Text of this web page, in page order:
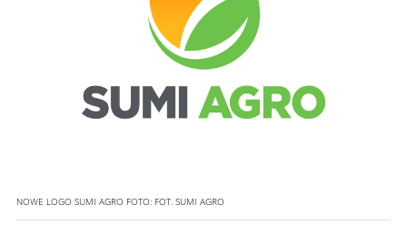
NOWE LOGO SUMI AGRO FOTO: FOT. SUMI AGRO